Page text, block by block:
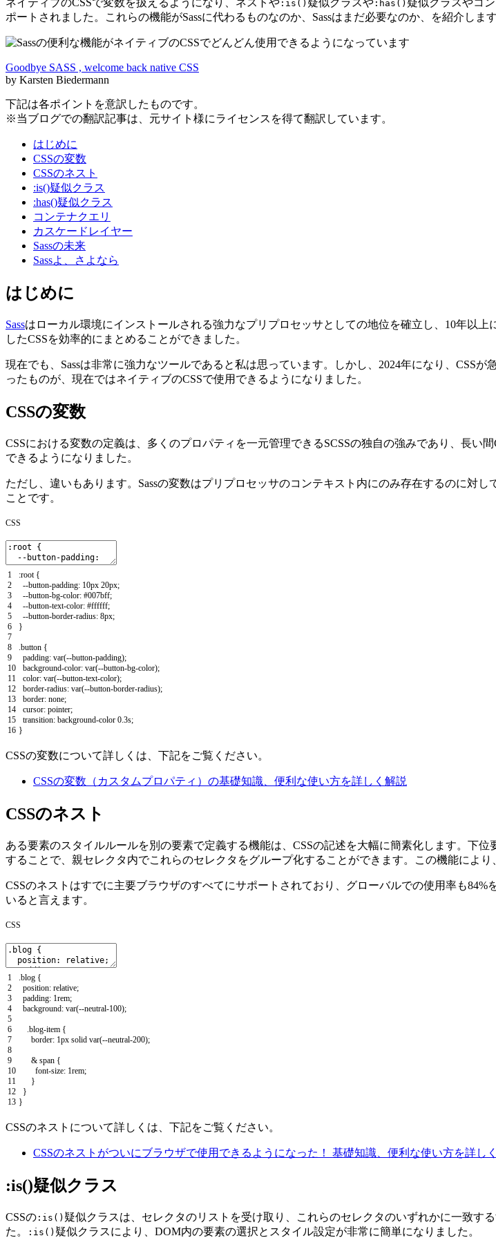
:is() :has()
ポートされました。これらの機能がSassに代わるものなのか、Sassはまだ必要なのか、を紹介します
Goodbye SASS , welcome back native CSS
by Karsten Biedermann
下記は各ポイントを意訳したものです。
※当ブログでの翻訳記事は、元サイト様にライセンスを得て翻訳しています。
はじめに
CSSの変数
CSSのネスト
:is()疑似クラス
:has()疑似クラス
コンテナクエリ
カスケードレイヤー
Sassの未来
Sassよ、さよなら
はじめに
Sassはローカル環境にインストールされる強力なプリプロセッサとしての地位を確立し、10年以
したCSSを効率的にまとめることができました。
現在でも、Sassは非常に強力なツールであると私は思っています。しかし、2024年になり、 CSSが
ったものが、現在ではネイティブのCSSで使用できるようになりました。
CSSの変数
CSSにおける変数の定義は、多くのプロパティを一元管理できるSCSSの独自の強みであり、長い
できるようになりました。
ただし、違いもあります。Sassの変数はプリプロセッサのコンテキスト内にのみ存在するのに対
ことです。
CSS
1
2
3
4
5
6
7
8
9
10
11
12
13
14
15
16
:root {
--button-padding: 10px 20px;
--button-bg-color: #007bff;
--button-text-color: #ffffff;
--button-border-radius: 8px;
}
.button {
padding: var(--button-padding);
background-color: var(--button-bg-color);
color: var(--button-text-color);
border-radius: var(--button-border-radius);
border: none;
cursor: pointer;
transition: background-color 0.3s;
}
CSSの変数について詳しくは、下記をご覧ください。
CSSの変数（カスタムプロパティ）の基礎知識、便利な使い方を詳しく解説
CSSのネスト
ある要素のスタイルルールを別の要素で定義する機能は、CSSの記述を大幅に簡素化します。下
することで、親セレクタ内でこれらのセレクタをグループ化することができます。この機能により
CSSのネストはすでに主要ブラウザのすべてにサポートされており、グローバルでの使用率も84%
いると言えます。
CSS
1
2
3
4
5
6
7
8
9
10
11
12
13
.blog {
position: relative;
padding: 1rem;
background: var(--neutral-100);
.blog-item {
border: 1px solid var(--neutral-200);
& span {
font-size: 1rem;
}
}
}
CSSのネストについて詳しくは、下記をご覧ください。
CSSのネストがついにブラウザで使用できるようになった！ 基礎知識、便利な使い方を詳し
:is()疑似クラス
CSSの :is() 疑似クラスは、セレクタのリストを受け取り、これらのセレクタのいずれかに一致す
た。
:is() 疑似クラスにより、DOM内の要素の選択とスタイル設定が非常に簡単になりました。